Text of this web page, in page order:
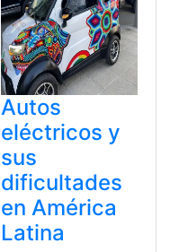
Autos
eléctricos y
sus
dificultades
en América
Latina